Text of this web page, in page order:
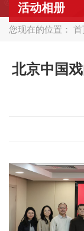
您现在的位置： 首
活动相册
北京中国